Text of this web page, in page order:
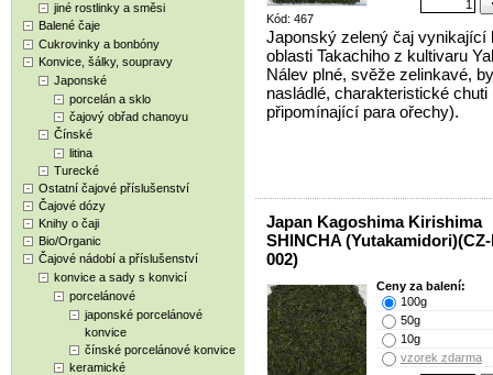
jiné rostlinky a směsi
Balené čaje
Cukrovinky a bonbóny
Konvice, šálky, soupravy
Japonské
porcelán a sklo
čajový obřad chanoyu
Čínské
litina
Turecké
Ostatní čajové příslušenství
Čajové dózy
Knihy o čaji
Bio/Organic
Čajové nádobí a příslušenství
konvice a sady s konvicí
porcelánové
japonské porcelánové
konvice
čínské porcelánové konvice
keramické
Kód: 467
Japonský zelený čaj vynikající
oblasti Takachiho z kultivaru
Nálev plné, svěže zelinkavé,
nasládlé, charakteristické chuti
připomínající para ořechy).
Japan Kagoshima Kirishima
SHINCHA
002)
Ceny za balení:
100g
50g
10g
vzorek zdarma